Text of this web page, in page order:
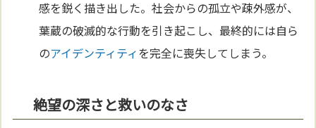
感を鋭く描き出した。社会からの孤立や疎外感が、
葉蔵の破滅的な行動を引き起こし、最終的には自ら
のアイデンティティを完全に喪失してしまう。
絶望の深さと救いのなさ